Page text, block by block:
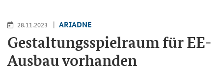
28.11.2023 ARIADNE
Gestaltungsspielraum für EE-
Ausbau vorhanden